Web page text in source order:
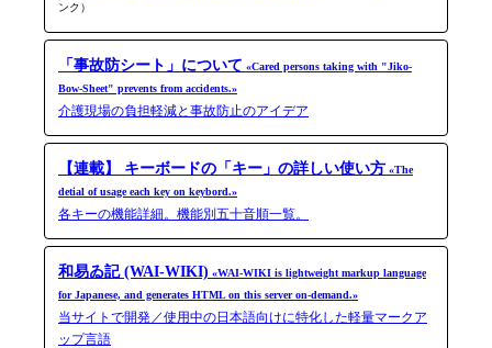
ンク）
「事故防シート」について «Cared persons taking with "Jiko-​
Bow-​Sheet" prevents from accidents.»
介護現場の負担軽減と事故防止のアイデア
【連載】 キーボードの「キー」の詳しい使い方 «The
detial of usage each key on keybord.»
各キーの機能詳細。機能別五十音順一覧。
和易ゐ記 (WAI-WIKI) «WAI-WIKI is light­weight markup language
for Japanese, and generates HTML on this server on-​demand.»
当サイトで開発／使用中の日本語向けに特化した軽量マークア
ップ言語